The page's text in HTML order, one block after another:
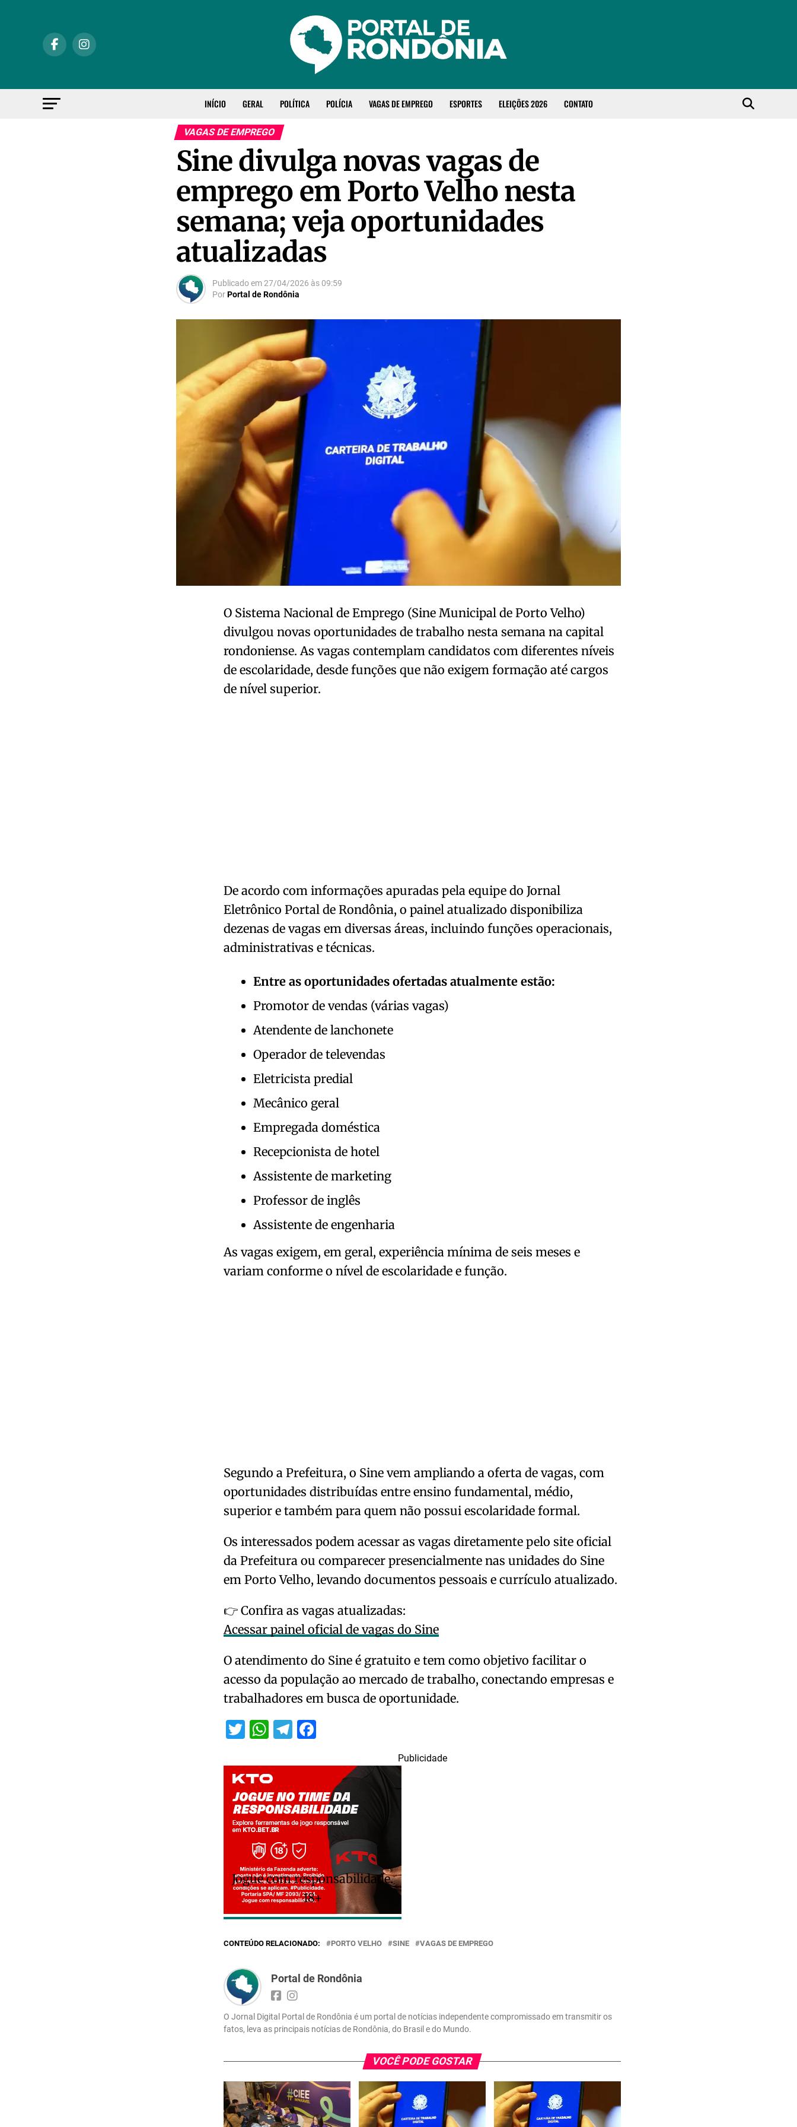
INÍCIO GERAL POLÍTICA POLÍCIA VAGAS DE EMPREGO ESPORTES ELEIÇÕES 2026 CONTATO
VAGAS DE EMPREGO
Sine divulga novas vagas de
emprego em Porto Velho nesta
semana; veja oportunidades
atualizadas
Publicado em27/04/2026 às 09:59
PorPortal de Rondônia
O Sistema Nacional de Emprego (Sine Municipal de Porto Velho)
divulgou novas oportunidades de trabalho nesta semana na capital
rondoniense. As vagas contemplam candidatos com diferentes níveis
de escolaridade, desde funções que não exigem formação até cargos
de nível superior.
De acordo com informações apuradas pela equipe do Jornal
Eletrônico Portal de Rondônia, o painel atualizado disponibiliza
dezenas de vagas em diversas áreas, incluindo funções operacionais,
administrativas e técnicas.
Entre as oportunidades ofertadas atualmente estão:
Promotor de vendas (várias vagas)
Atendente de lanchonete
Operador de televendas
Eletricista predial
Mecânico geral
Empregada doméstica
Recepcionista de hotel
Assistente de marketing
Professor de inglês
Assistente de engenharia
As vagas exigem, em geral, experiência mínima de seis meses e
variam conforme o nível de escolaridade e função.
Segundo a Prefeitura, o Sine vem ampliando a oferta de vagas, com
oportunidades distribuídas entre ensino fundamental, médio,
superior e também para quem não possui escolaridade formal.
Os interessados podem acessar as vagas diretamente pelo site oficial
da Prefeitura ou comparecer presencialmente nas unidades do Sine
em Porto Velho, levando documentos pessoais e currículo atualizado.
👉 Confira as vagas atualizadas:
Acessar painel oficial de vagas do Sine
O atendimento do Sine é gratuito e tem como objetivo facilitar o
acesso da população ao mercado de trabalho, conectando empresas e
trabalhadores em busca de oportunidade.
Twitter
WhatsApp
Telegram
Publicidade
Jogue com responsabilidade.
18+
CONTEÚDO RELACIONADO: PORTO VELHO SINE VAGAS DE EMPREGO
Portal de Rondônia
O Jornal Digital Portal de Rondônia é um portal de notícias independente compromissado em transmitir os
fatos, leva as principais notícias de Rondônia, do Brasil e do Mundo.
VOCÊ PODE GOSTAR